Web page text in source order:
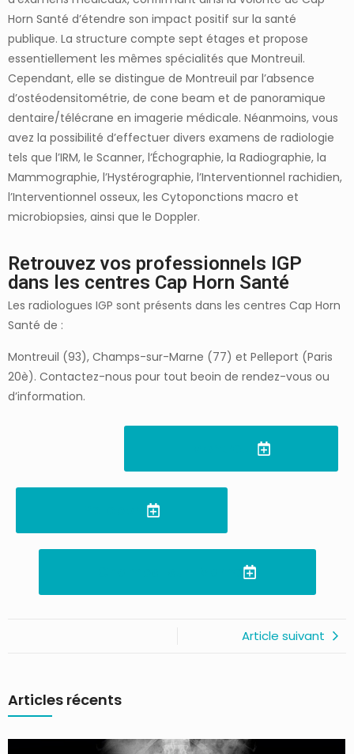
Horn Santé d’étendre son impact positif sur la santé
publique. La structure compte sept étages et propose
essentiellement les mêmes spécialités que Montreuil.
Cependant, elle se distingue de Montreuil par l’absence
d’ostéodensitométrie, de cone beam et de panoramique
dentaire/télécrane en imagerie médicale. Néanmoins, vous
avez la possibilité d’effectuer divers examens de radiologie
tels que l’IRM, le Scanner, l’Échographie, la Radiographie, la
Mammographie, l’Hystérographie, l’Interventionnel rachidien,
l’Interventionnel osseux, les Cytoponctions macro et
microbiopsies, ainsi que le Doppler.
Retrouvez vos professionnels IGP
dans les centres Cap Horn Santé
Les radiologues IGP sont présents dans les centres Cap Horn
Santé de :
Montreuil (93), Champs-sur-Marne (77) et Pelleport (Paris
20è). Contactez-nous pour tout beoin de rendez-vous ou
d’information.
Article suivant
Articles récents